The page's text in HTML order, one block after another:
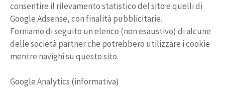
consentire il rilevamento statistico del sito e quelli di
Google Adsense, con finalità pubblicitarie.
Forniamo di seguito un elenco (non esaustivo) di alcune
delle società partner che potrebbero utilizzare i cookie
mentre navighi su questo sito.
Google Analytics (informativa)